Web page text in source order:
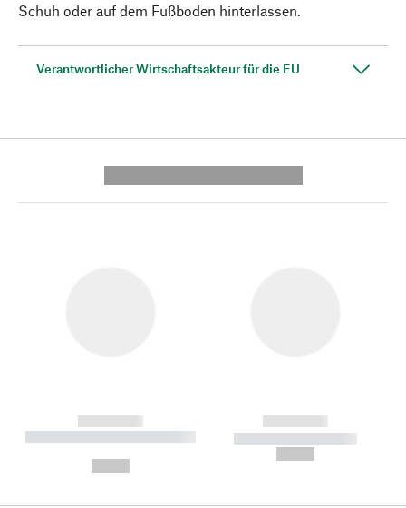
Schuh oder auf dem Fußboden hinterlassen.
Verantwortlicher Wirtschaftsakteur für die EU
------------
----------- ----------- --------
------------
----------- -----------